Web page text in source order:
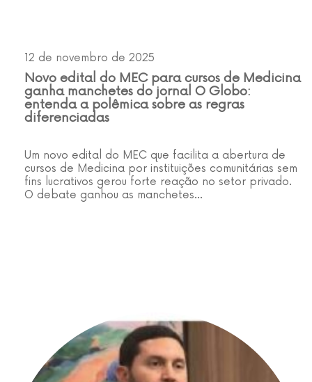
12 de novembro de 2025
Novo edital do MEC para cursos de Medicina
ganha manchetes do jornal O Globo:
entenda a polêmica sobre as regras
diferenciadas
Um novo edital do MEC que facilita a abertura de
cursos de Medicina por instituições comunitárias sem
fins lucrativos gerou forte reação no setor privado.
O debate ganhou as manchetes…